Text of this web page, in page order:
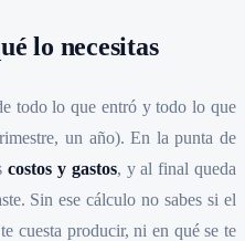
lo necesitas
todo lo que entró y todo lo que
un año). En la punta de
costos y gastos, y al final queda
Sin ese cálculo no sabes si el
cuesta producir, ni en qué se te